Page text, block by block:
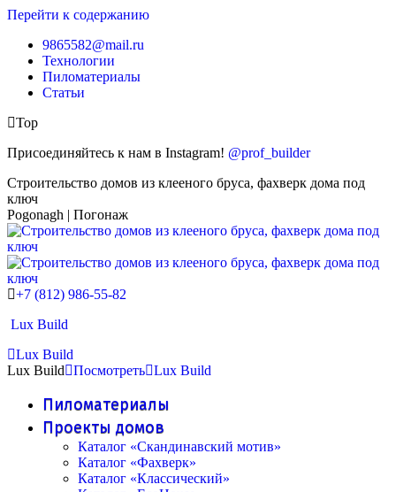
Перейти к содержанию
9865582@mail.ru
Технологии
Пиломатериалы
Статьи
Top
Присоединяйтесь к нам в Instagram! @prof_builder
Строительство домов из клееного бруса, фахверк дома под
ключ
Pogonagh | Погонаж
+7 (812) 986-55-82
Lux Build
Lux Build
Lux Build
Посмотреть Lux Build
Пиломатериалы
Проекты домов
Каталог «Скандинавский мотив»
Каталог «Фахверк»
Каталог «Классический»